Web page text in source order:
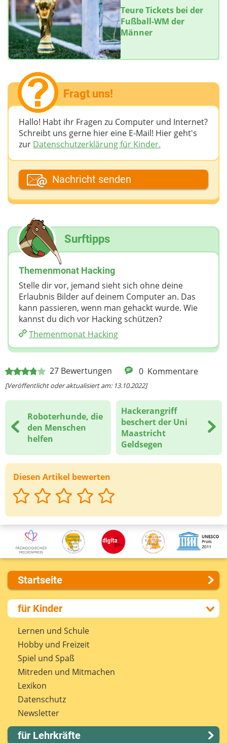
27 Bewertungen 0 Kommentare
[Veröffentlicht oder aktualisiert am: 13.10.2022]
Roboterhunde, die
den Menschen
helfen
Hackerangriff
beschert der Uni
Maastricht
Geldsegen
Diesen Artikel bewerten
Teure Tickets bei der
Fußball-WM der
Männer
Fragt uns!
Hallo! Habt ihr Fragen zu Computer und Internet?
Schreibt uns gerne hier eine E-Mail! Hier geht's
zur Datenschutzerklärung für Kinder.
Dein Fantasiename
Deine E-Mail-Adresse (wenn du eine Antwort
möchtest)
Deine Nachricht
Nachricht senden
Surftipps
Themenmonat Hacking
Stelle dir vor, jemand sieht sich ohne deine
Erlaubnis Bilder auf deinem Computer an. Das
kann passieren, wenn man gehackt wurde. Wie
kannst du dich vor Hacking schützen?
Themenmonat Hacking
Startseite
Über uns
Presse
Kontakt
Impressum
Internet-ABC Sitemap
Barrierefreiheit
Länderprojekte
für Kinder
Lernen und Schule
Hobby und Freizeit
Spiel und Spaß
Mitreden und Mitmachen
Lexikon
Datenschutz
Newsletter
für Lehrkräfte